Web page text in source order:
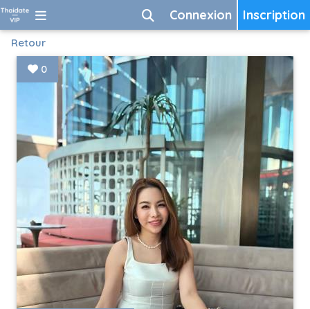
Inscription
Connexion
Retour
0